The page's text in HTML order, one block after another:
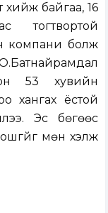
байгаа, 16
тогтвортой
компани болж
53 хувийн
хангах ёстой
Эс бөгөөс
мөн хэлж